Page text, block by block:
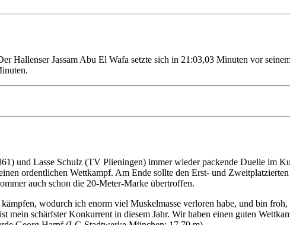
Hallenser Jassam Abu El Wafa setzte sich in 21:03,03 Minuten vor
und Lasse Schulz (TV Plieningen) immer wieder packende Duelle im
ordentlichen Wettkampf. Am Ende sollte den Erst- und
auch schon die 20-Meter-Marke übertroffen.
wodurch ich enorm viel Muskelmasse verloren habe, und bin
mein schärfster Konkurrent in diesem Jahr. Wir haben einen guten